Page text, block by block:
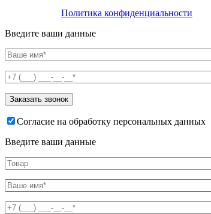
Политика конфиденциальности
Введите ваши данные
Согласие на обработку персональных данных
Введите ваши данные